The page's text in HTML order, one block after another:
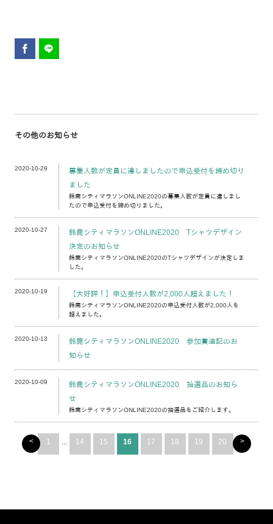
その他のお知らせ
2020-10-29
募集人数が定員に達しましたので申込受付を締め切り
ました
鈴鹿シティマラソンONLINE2020の募集人数が定員に達しまし
たので申込受付を締め切りました。
2020-10-27
鈴鹿シティマラソンONLINE2020 Tシャツデザイン
決定のお知らせ
鈴鹿シティマラソンONLINE2020のTシャツデザインが決定しま
した。
2020-10-19 【大好評！】申込受付人数が2,000人超えました！
鈴鹿シティマラソンONLINE2020の申込受付人数が2,000人を
超えました。
2020-10-13
鈴鹿シティマラソンONLINE2020 参加賞追記のお
知らせ
2020-10-09
鈴鹿シティマラソンONLINE2020 抽選品のお知ら
せ
鈴鹿シティマラソンONLINE2020の抽選品をご紹介します。
< 1 ... 14 15 16 17 18 19 20 >